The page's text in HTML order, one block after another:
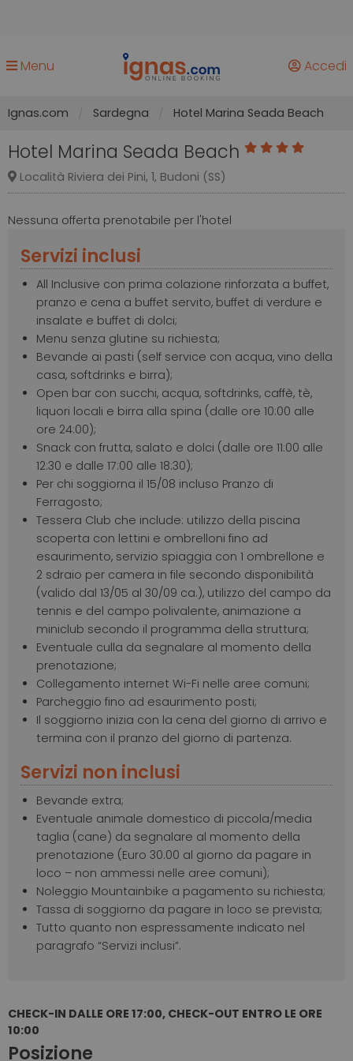
Menu Accedi
Ignas.com Sardegna Hotel Marina Seada Beach
Hotel Marina Seada Beach
Località Riviera dei Pini, 1, Budoni (SS)
Nessuna offerta prenotabile per l'hotel
Servizi inclusi
All Inclusive con prima colazione rinforzata a buffet,
pranzo e cena a buffet servito, buffet di verdure e
insalate e buffet di dolci;
Menu senza glutine su richiesta;
Bevande ai pasti (self service con acqua, vino della
casa, softdrinks e birra);
Open bar con succhi, acqua, softdrinks, caffè, tè,
liquori locali e birra alla spina (dalle ore 10:00 alle
ore 24:00);
Snack con frutta, salato e dolci (dalle ore 11:00 alle
12:30 e dalle 17:00 alle 18:30);
Per chi soggiorna il 15/08 incluso Pranzo di
Ferragosto;
Tessera Club che include: utilizzo della piscina
scoperta con lettini e ombrelloni fino ad
esaurimento, servizio spiaggia con 1 ombrellone e
2 sdraio per camera in file secondo disponibilità
(valido dal 13/05 al 30/09 ca.), utilizzo del campo da
tennis e del campo polivalente, animazione a
miniclub secondo il programma della struttura;
Eventuale culla da segnalare al momento della
prenotazione;
Collegamento internet Wi-Fi nelle aree comuni;
Parcheggio fino ad esaurimento posti;
Il soggiorno inizia con la cena del giorno di arrivo e
termina con il pranzo del giorno di partenza.
Servizi non inclusi
Bevande extra;
Eventuale animale domestico di piccola/media
taglia (cane) da segnalare al momento della
prenotazione (Euro 30.00 al giorno da pagare in
loco – non ammessi nelle aree comuni);
Noleggio Mountainbike a pagamento su richiesta;
Tassa di soggiorno da pagare in loco se prevista;
Tutto quanto non espressamente indicato nel
paragrafo “Servizi inclusi”.
CHECK-IN DALLE ORE 17:00, CHECK-OUT ENTRO LE ORE
10:00
Posizione